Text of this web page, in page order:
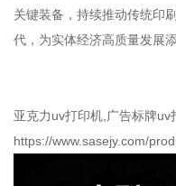
关键装备，持续推动传统印
代，为实体经济高质量发展添
亚克力uv打印机,广告标牌
https://www.sasejy.com/